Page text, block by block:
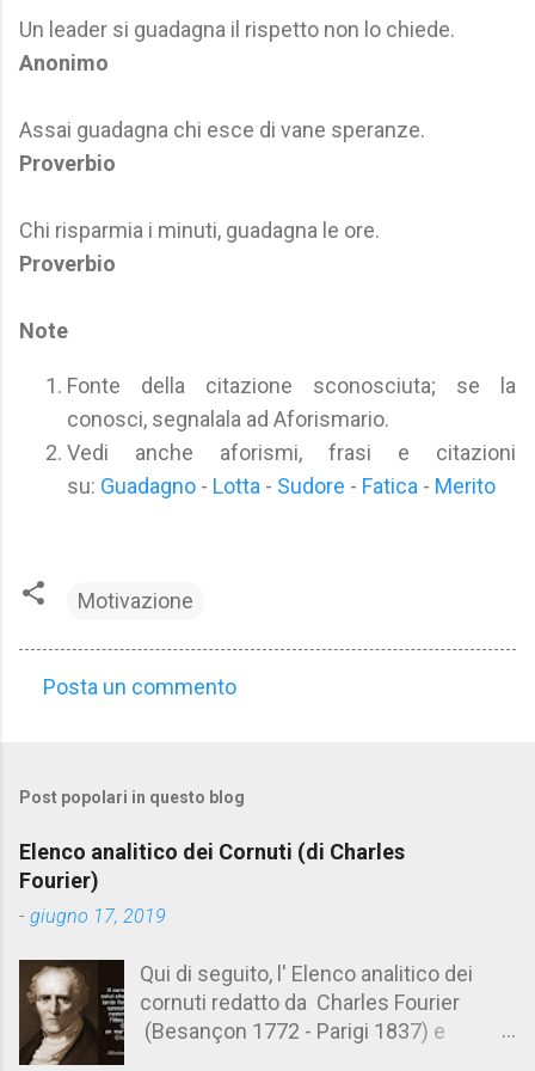
Un leader si guadagna il rispetto non lo chiede.
Anonimo
Assai guadagna chi esce di vane speranze.
Proverbio
Chi risparmia i minuti, guadagna le ore.
Proverbio
Note
Fonte della citazione sconosciuta; se la
conosci, segnalala ad Aforismario.
Vedi anche aforismi, frasi e citazioni
su: Guadagno - Lotta - Sudore - Fatica - Merito
Motivazione
m
e
n
t
Posta un commento
Post popolari in questo blog
Elenco analitico dei Cornuti (di Charles
Fourier)
- giugno 17, 2019
Qui di seguito, l' Elenco analitico dei
cornuti redatto da Charles Fourier
(Besançon 1772 - Parigi 1837) e